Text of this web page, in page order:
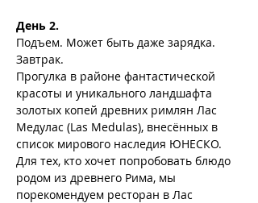
День 2.
Подъем. Может быть даже зарядка.
Завтрак.
Прогулка в районе фантастической
красоты и уникального ландшафта
золотых копей древних римлян Лас
Медулас (Las Medulas), внесённых в
список мирового наследия ЮНЕСКО.
Для тех, кто хочет попробовать блюдо
родом из древнего Рима, мы
порекомендуем ресторан в Лас